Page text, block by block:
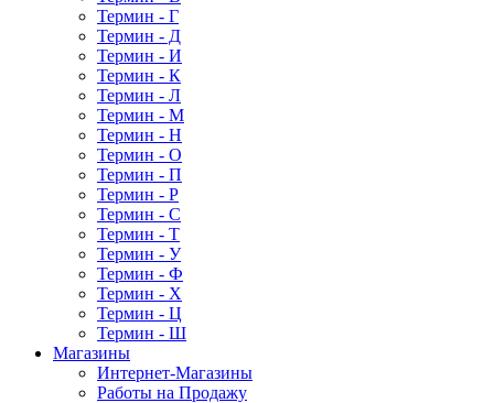
Термин - Г
Термин - Д
Термин - И
Термин - К
Термин - Л
Термин - М
Термин - Н
Термин - О
Термин - П
Термин - Р
Термин - С
Термин - Т
Термин - У
Термин - Ф
Термин - Х
Термин - Ц
Термин - Ш
Магазины
Интернет-Магазины
Работы на Продажу